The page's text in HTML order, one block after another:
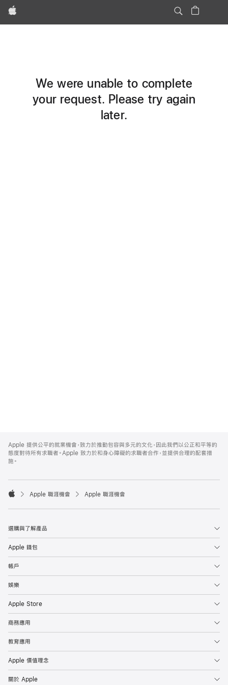
Apple
We were unable to complete
your request. Please try again
later.
Footer
Apple 提供公平的就業機會，致力於推動包容與多元的文化，因此我們以公正和平等的
態度對待所有求職者。Apple 致力於和身心障礙的求職者合作，並提供合理的配套措
施。

Apple 職涯機會 Apple 職涯機會
選購與了解產品
Apple 錢包
帳戶
娛樂
Apple Store
商務應用
教育應用
Apple 價值理念
關於 Apple